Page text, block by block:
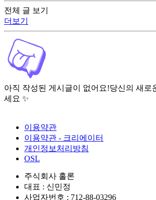
전체 글 보기
더보기
아직 작성된 게시글이 없어요!당신의 새로
세요 ✨
이용약관
이용약관 - 크리에이터
개인정보처리방침
OSL
주식회사 홀론
대표 : 신민정
사업자번호 : 712-88-03296